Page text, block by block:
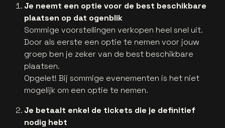
Je neemt een optie voor de best beschikbare
plaatsen op dat ogenblik
Sommige voorstellingen verkopen heel snel uit.
Door als eerste een optie te nemen voor jouw
groep ben je zeker van de best beschikbare
plaatsen.
Opgelet! Bij sommige evenementen is het niet
mogelijk om een optie te nemen.
Je betaalt enkel de tickets die je definitief
nodig hebt